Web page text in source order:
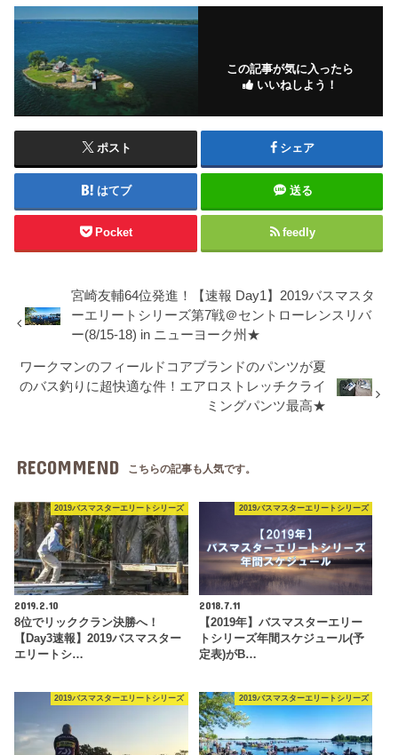
この記事が気に入ったら
いいねしよう！
ポスト シェア
はてブ 送る
Pocket feedly
宮崎友輔64位発進！【速報 Day1】2019バスマスタ
ーエリートシリーズ第7戦＠セントローレンスリバ
ー(8/15-18) in ニューヨーク州★
ワークマンのフィールドコアブランドのパンツが夏
のバス釣りに超快適な件！エアロストレッチクライ
ミングパンツ最高★
RECOMMEND こちらの記事も人気です。
2019バスマスターエリートシリーズ
2019.2.10
8位でリッククラン決勝へ！
【Day3速報】2019バスマスター
エリートシ…
2019バスマスターエリートシリーズ
2018.7.11
【2019年】バスマスターエリー
トシリーズ年間スケジュール(予
定表)がB…
2019バスマスターエリートシリーズ 2019バスマスターエリートシリーズ